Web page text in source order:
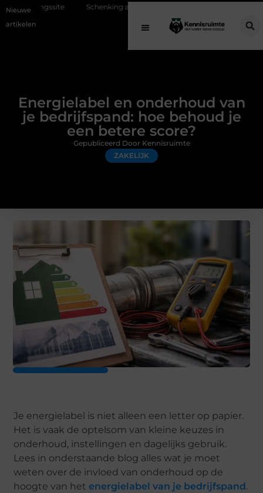
Nieuwe
artikelen
Schenking aan een goed doel: waarom geven belangrijk is en hoe het
Energielabel en onderhoud van
je bedrijfspand: hoe behoud je
een betere score?
ZAKELIJK
Gepubliceerd Door Kennisruimte
Je energielabel is niet alleen een letter op papier.
Het is vaak de optelsom van kleine keuzes in
onderhoud, instellingen en dagelijks gebruik.
Lees in onderstaande blog alles wat je moet
weten over de invloed van onderhoud op de
hoogte van hetenergielabel van je bedrijfspand .